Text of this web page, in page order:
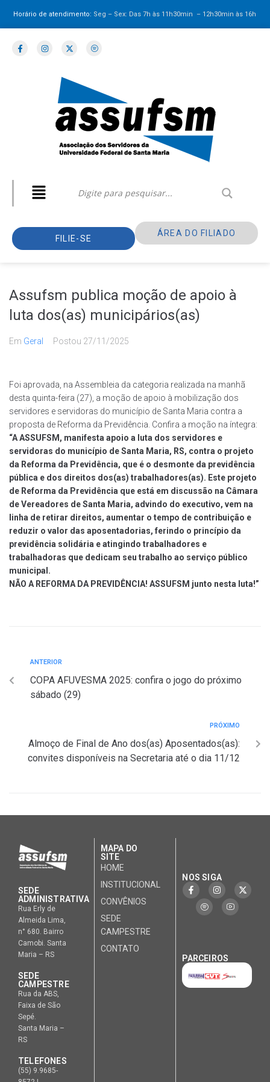
Horário de atendimento: Seg – Sex: Das 7h às 11h30min – 12h30minàs 16h
FILIE-SE
ÁREA DO FILIADO
Assufsm publica moção de apoio à
luta dos(as) municipários(as)
Em Geral Postou 27/11/2025
Foi aprovada, na Assembleia da categoria realizada na manhã
desta quinta-feira (27), a moção de apoio à mobilização dos
servidores e servidoras do município de Santa Maria contra a
proposta de Reforma da Previdência. Confira a moção na íntegra:
“A ASSUFSM, manifesta apoio a luta dos servidores e
servidoras do município de Santa Maria, RS, contra o projeto
da Reforma da Previdência, que é o desmonte da previdência
pública e dos direitos dos(as) trabalhadores(as). Este projeto
de Reforma da Previdência que está em discussão na Câmara
de Vereadores de Santa Maria, advindo do executivo, vem na
linha de retirar direitos, aumentar o tempo de contribuição e
reduzir o valor das aposentadorias, ferindo o princípio da
previdência solidária e atingindo trabalhadores e
trabalhadoras que dedicam seu trabalho ao serviço público
municipal.
NÃO A REFORMA DA PREVIDÊNCIA! ASSUFSM junto nesta luta!”
ANTERIOR
COPA AFUVESMA 2025: confira o jogo do próximo
sábado (29)
PRÓXIMO
Almoço de Final de Ano dos(as) Aposentados(as):
convites disponíveis na Secretaria até o dia 11/12
SEDE
ADMINISTRATIVA
Rua Erly de
Almeida Lima,
n° 680. Bairro
Camobi. Santa
Maria – RS
SEDE
CAMPESTRE
Rua da ABS,
Faixa de São
Sepé.
Santa Maria –
RS
TELEFONES
(55) 9.9685-
MAPA DO
SITE
HOME
INSTITUCIONAL
CONVÊNIOS
SEDE
CAMPESTRE
CONTATO
NOS SIGA
PARCEIROS